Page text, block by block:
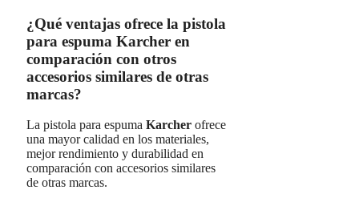
¿Qué ventajas ofrece la pistola
para espuma Karcher en
comparación con otros
accesorios similares de otras
marcas?
La pistola para espuma Karcher ofrece
una mayor calidad en los materiales,
mejor rendimiento y durabilidad en
comparación con accesorios similares
de otras marcas.